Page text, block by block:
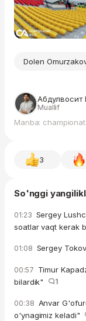
Dolen
Абдулвосит
Muallif
Manba:
3
So'nggi
01:23 Sergey
soatlar vaqt kerak
01:08 Sergey
00:57 Timur
bilardik"
1
00:38 Anvar
o'ynagimiz keladi"